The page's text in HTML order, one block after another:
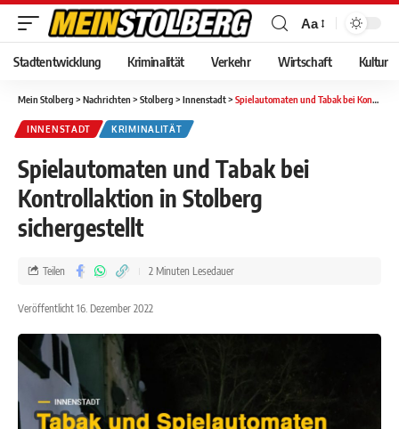
Aa
Stadtentwicklung Kriminalität Verkehr Wirtschaft Kultur
Mein Stolberg > Nachrichten > Stolberg > Innenstadt> Spielautomaten und Tabak bei Kontrollaktion in Stolberg sichergestellt
INNENSTADT KRIMINALITÄT
Spielautomaten und Tabak bei
Kontrollaktion in Stolberg
sichergestellt
Veröffentlicht 16. Dezember 2022
Teilen 2 Minuten Lesedauer